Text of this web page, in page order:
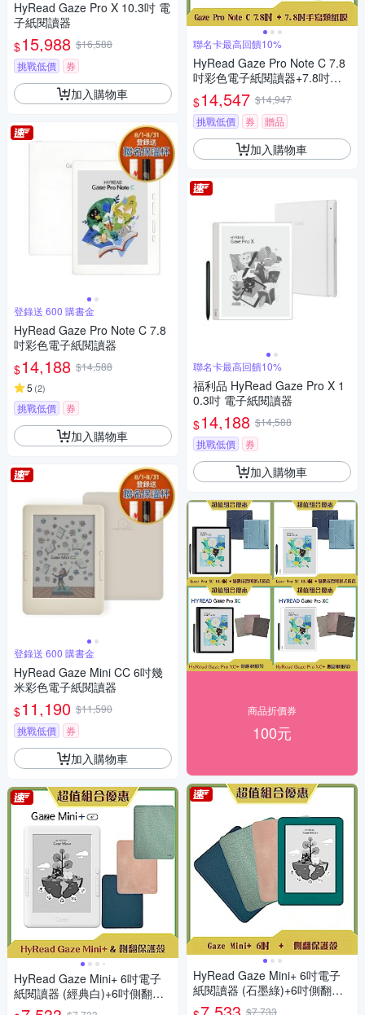
HyRead Gaze Pro X 10.3吋 電
子紙閱讀器
$15,988 $16,588
挑戰低價
券
加入購物車
登錄送 600 購書金
HyRead Gaze Pro Note C 7.8
吋彩色電子紙閱讀器
$14,188 $14,588
5 (2)
挑戰低價 券
加入購物車
登錄送 600 購書金
HyRead Gaze Mini CC 6吋幾
米彩色電子紙閱讀器
$11,190 $11,590
挑戰低價
券
加入購物車
HyRead Gaze Mini+ 6吋電子
紙閱讀器 (經典白)+6吋側翻保
護殼
聯名卡最高回饋10%
HyRead Gaze Pro Note C 7.8
吋彩色電子紙閱讀器+7.8吋手
寫類紙膜 (組合)
$14,547 $14,947
挑戰低價
券 贈品
加入購物車
聯名卡最高回饋10%
福利品 HyRead Gaze Pro X 1
0.3吋 電子紙閱讀器
$14,188 $14,588
挑戰低價
券
加入購物車
商品折價券
100元
HyRead Gaze Mini+ 6吋電子
紙閱讀器 (石墨綠)+6吋側翻保
護殼
$7,733